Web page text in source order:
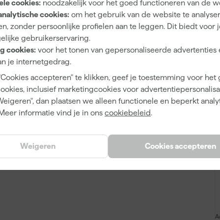
cookies: noodzakelijk voor het goed functioneren van de
cookies: om het gebruik van de website te
zonder persoonlijke profielen aan te leggen. Dit biedt voor
gebruikerservaring.
cookies: voor het tonen van gepersonaliseerde advertenties
je internetgedrag.
accepteren" te klikken, geef je toestemming voor het
inclusief marketingcookies voor
dan plaatsen we alleen functionele en beperkt
informatie vind je in ons cookiebeleid.
Cookies accepteren
Weigeren
8712123033088
168963